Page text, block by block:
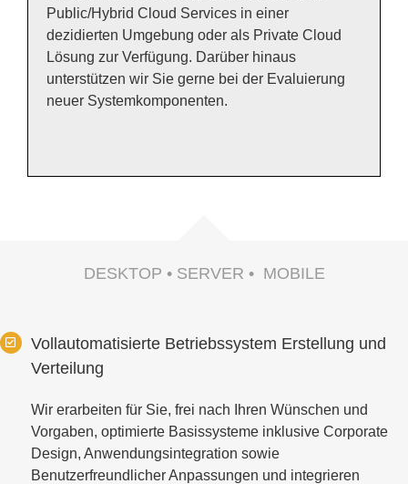
Public/Hybrid Cloud Services in einer
dezidierten Umgebung oder als Private Cloud
Lösung zur Verfügung. Darüber hinaus
unterstützen wir Sie gerne bei der Evaluierung
neuer Systemkomponenten.
DESKTOP • SERVER • MOBILE
Vollautomatisierte Betriebssystem Erstellung und
Verteilung
Wir erarbeiten für Sie, frei nach Ihren Wünschen und
Vorgaben, optimierte Basissysteme inklusive Corporate
Design, Anwendungsintegration sowie
Benutzerfreundlicher Anpassungen und integrieren